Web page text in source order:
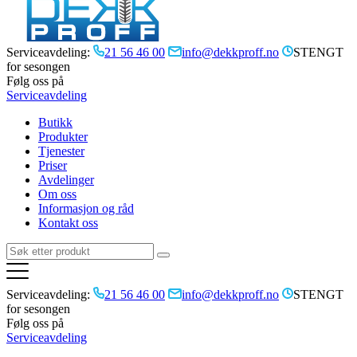
Serviceavdeling: 21 56 46 00 info@dekkproff.no
STENGT
for sesongen
Følg oss på
Serviceavdeling
Butikk
Produkter
Tjenester
Priser
Avdelinger
Om oss
Informasjon og råd
Kontakt oss
Serviceavdeling: 21 56 46 00 info@dekkproff.no
STENGT
for sesongen
Følg oss på
Serviceavdeling